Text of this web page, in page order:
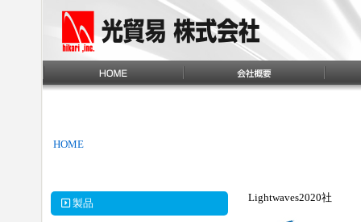
HOME
製品 Lightwaves2020社